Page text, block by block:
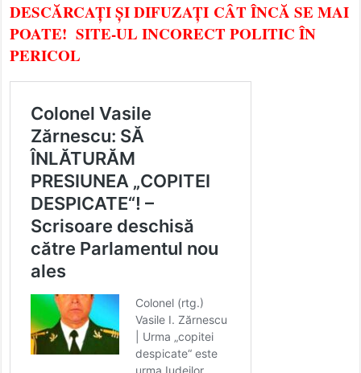
DESCĂRCAȚI ȘI DIFUZAȚI CÂT ÎNCĂ SE MAI
POATE! SITE-UL INCORECT POLITIC ÎN
PERICOL